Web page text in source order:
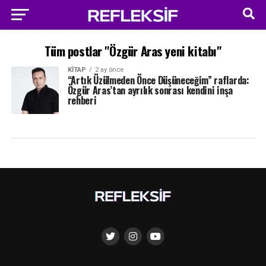
Tüm postlar "Özgür Aras yeni kitabı"
KITAP 2 ay önce
“Artık Üzülmeden Önce Düşüneceğim” raflarda:
Özgür Aras’tan ayrılık sonrası kendini inşa
rehberi